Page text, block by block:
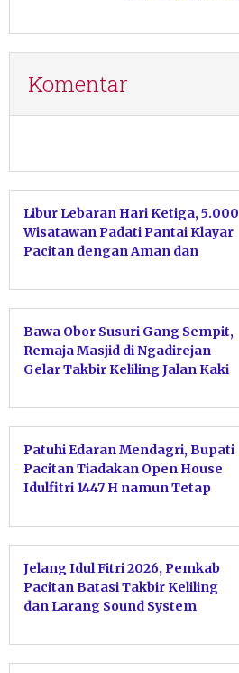
Komentar
Libur Lebaran Hari Ketiga, 5.000
Wisatawan Padati Pantai Klayar
Pacitan dengan Aman dan
Bawa Obor Susuri Gang Sempit,
Remaja Masjid di Ngadirejan
Gelar Takbir Keliling Jalan Kaki
Patuhi Edaran Mendagri, Bupati
Pacitan Tiadakan Open House
Idulfitri 1447 H namun Tetap
Jelang Idul Fitri 2026, Pemkab
Pacitan Batasi Takbir Keliling
dan Larang Sound System